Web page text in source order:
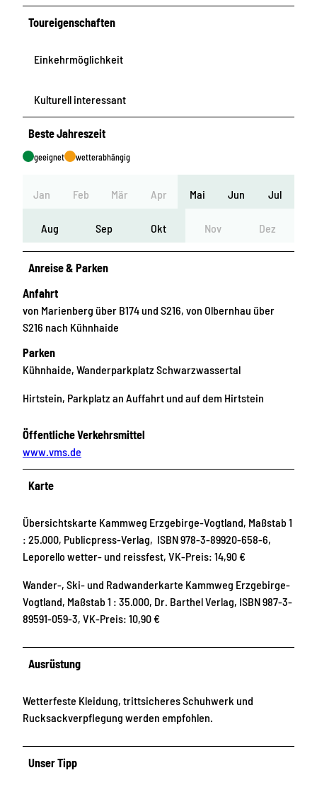
Toureigenschaften
Einkehrmöglichkeit
Kulturell interessant
Beste Jahreszeit
geeignet wetterabhängig
Jan Feb Mär Apr Mai Jun Jul
Aug Sep Okt Nov Dez
Anreise & Parken
Anfahrt
von Marienberg über B174 und S216, von Olbernhau über
S216 nach Kühnhaide
Parken
Kühnhaide, Wanderparkplatz Schwarzwassertal
Hirtstein, Parkplatz an Auffahrt und auf dem Hirtstein
Öffentliche Verkehrsmittel
www.vms.de
Karte
Übersichtskarte Kammweg Erzgebirge-Vogtland, Maßstab 1
: 25.000, Publicpress-Verlag, ISBN 978-3-89920-658-6,
Leporello wetter- und reissfest, VK-Preis: 14,90 €
Wander-, Ski- und Radwanderkarte Kammweg Erzgebirge-
Vogtland, Maßstab 1 : 35.000, Dr. Barthel Verlag, ISBN 987-3-
89591-059-3, VK-Preis: 10,90 €
Ausrüstung
Wetterfeste Kleidung, trittsicheres Schuhwerk und
Rucksackverpflegung werden empfohlen.
Unser Tipp